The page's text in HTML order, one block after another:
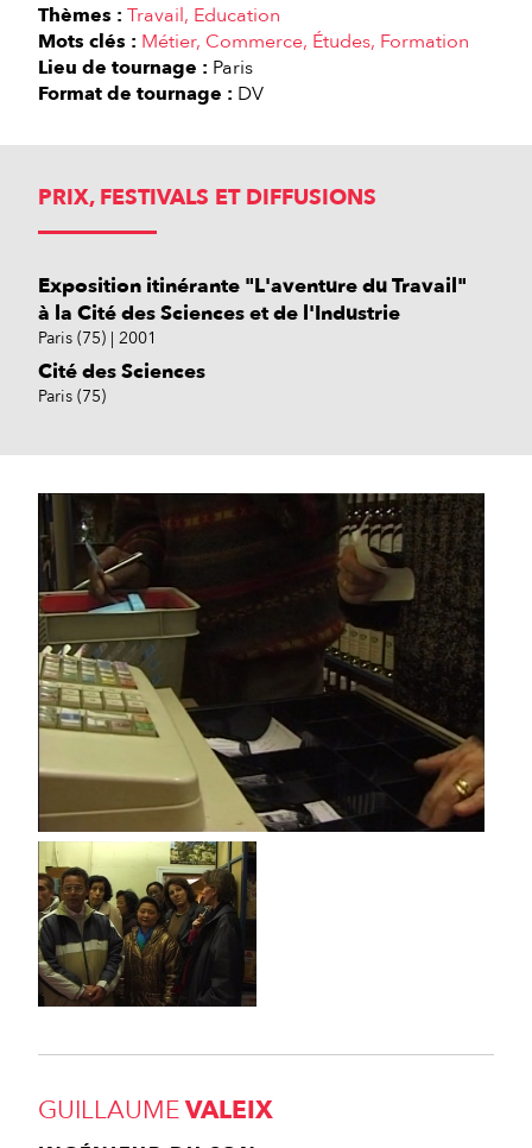
Thèmes : Travail Education
Mots clés : Métier Commerce Études Formation
Lieu de tournage : Paris
Format de tournage : DV
PRIX, FESTIVALS ET DIFFUSIONS
Exposition itinérante "L'aventure du Travail"
à la Cité des Sciences et de l'Industrie
Paris (75) 2001
Cité des Sciences
Paris (75)
GUILLAUMEVALEIX